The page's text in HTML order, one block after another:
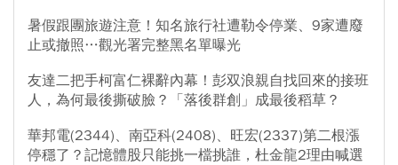
暑假跟團旅遊注意！知名旅行社遭勒令停業、9家遭廢
止或撤照…觀光署完整黑名單曝光
友達二把手柯富仁裸辭內幕！彭双浪親自找回來的接班
人，為何最後撕破臉？「落後群創」成最後稻草？
華邦電(2344)、南亞科(2408)、旺宏(2337)第二根漲
停穩了？記憶體股只能挑一檔挑誰，杜金龍2理由喊選